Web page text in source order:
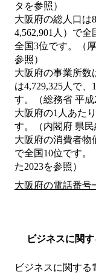
タを参照）
大阪府の総人口は
4,562,901人）で
全国3位です。（
参照）
大阪府の事業所数
は4,729,325人で
す。（総務省 平成
大阪府の1人あた
す。（内閣府 県民
大阪府の消費者物
で全国10位です
た2023を参照）
大阪府の電話番号
ビジネスに関
ビジネスに関する